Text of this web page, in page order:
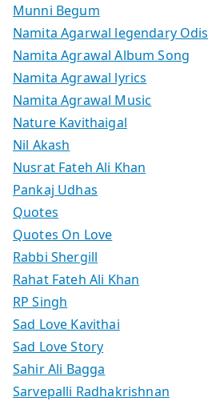
Munni Begum
Namita Agarwal legendary
Namita Agrawal Album Song
Namita Agrawal lyrics
Namita Agrawal Music
Nature Kavithaigal
Nil Akash
Nusrat Fateh Ali Khan
Pankaj Udhas
Quotes
Quotes On Love
Rabbi Shergill
Rahat Fateh Ali Khan
RP Singh
Sad Love Kavithai
Sad Love Story
Sahir Ali Bagga
Sarvepalli Radhakrishnan